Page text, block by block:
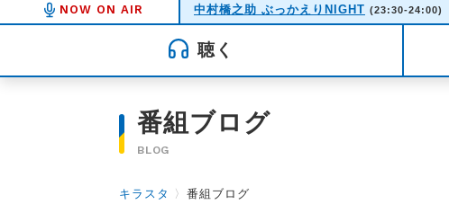
NOW ON AIR 中村橋之助 ぶっかえりNIGHT (23:30-24:00)
聴く
番組ブログ
BLOG
キラスタ 〉 番組ブログ